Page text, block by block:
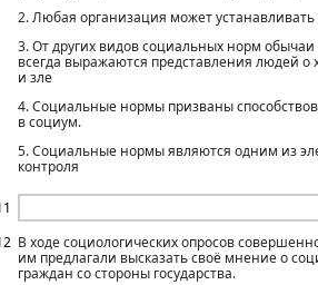
2. Любая организация может
3. От других видов социальных норм
всегда выражаются представления людей
и зле
4. Социальные нормы призваны
в социум.
5. Социальные нормы являются одним из
контроля
В ходе социологических опросов
им предлагали высказать своё мнение о
граждан со стороны государства.